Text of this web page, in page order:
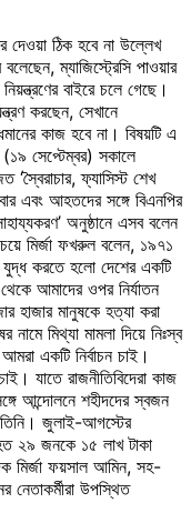
দেওয়া ঠিক হবে না উল্লেখ
ম্যাজিস্ট্রেসি পাওয়ার
বাইরে চলে গেছে।
করছেন, সেখানে
কাজ হবে না। বিষয়টি এ
(১৯ সেপ্টেম্বর) সকালে
ফ্যাসিস্ট শেখ
এবং আহতদের সঙ্গে বিএনপির
অনুষ্ঠানে এসব বলেন
মির্জা ফখরুল বলেন, ১৯৭১
যুদ্ধ করতে হলো দেশের একটি
আমাদের ওপর নির্যাতন
হাজার মানুষকে হত্যা করা
নামে মিথ্যা মামলা দিয়ে নিঃস্ব
একটি নির্বাচন চাই।
যাতে রাজনীতিবিদেরা কাজ
আন্দোলনে শহীদদের স্বজন
তিনি। জুলাই-আগস্টের
২৯ জনকে ১৫ লাখ টাকা
মির্জা ফয়সাল আমিন, সহ-
নেতাকর্মীরা উপস্থিত